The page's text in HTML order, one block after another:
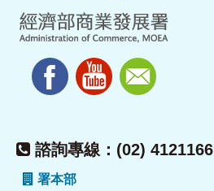
諮詢專線：(02) 4121166
署本部